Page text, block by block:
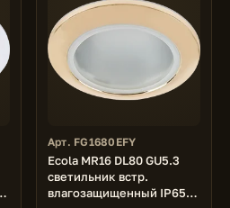
Арт. FG1680EFY
Ecola MR16 DL80 GU5.3
светильник встр.
влагозащищенный IP65